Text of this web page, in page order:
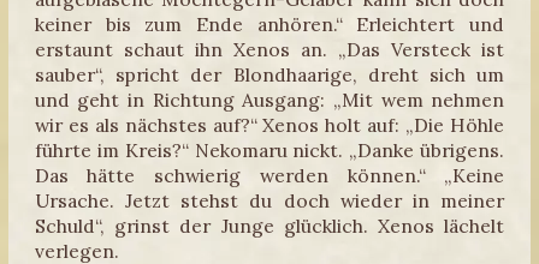
keiner bis zum Ende anhören.“ Erleichtert und
erstaunt schaut ihn Xenos an. „Das Versteck ist
sauber“, spricht der Blondhaarige, dreht sich um
und geht in Richtung Ausgang: „Mit wem nehmen
wir es als nächstes auf?“ Xenos holt auf: „Die Höhle
führte im Kreis?“ Nekomaru nickt. „Danke übrigens.
Das hätte schwierig werden können.“ „Keine
Ursache. Jetzt stehst du doch wieder in meiner
Schuld“, grinst der Junge glücklich. Xenos lächelt
verlegen.